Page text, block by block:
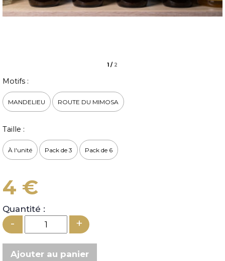
1 / 2
Motifs :
MANDELIEU ROUTE DU MIMOSA
Taille :
À l'unité Pack de 3 Pack de 6
4 €
Quantité :
- +